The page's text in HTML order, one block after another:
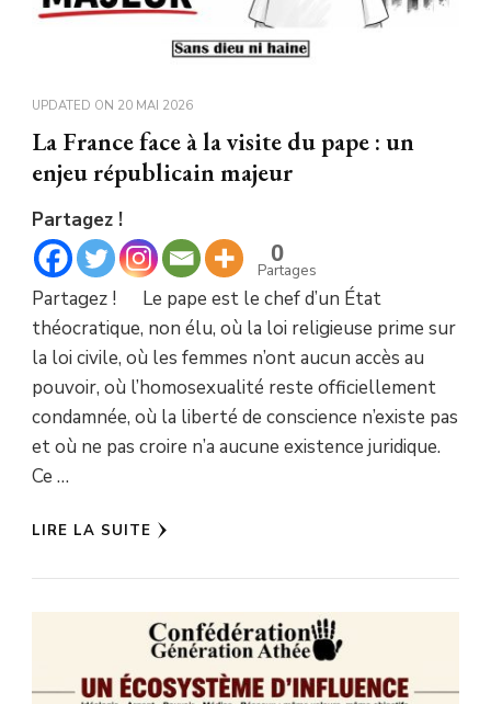
UPDATED ON 20 MAI 2026
La France face à la visite du pape : un
enjeu républicain majeur
Partagez !
0
Partages
Partagez ! Le pape est le chef d’un État
théocratique, non élu, où la loi religieuse prime sur
la loi civile, où les femmes n’ont aucun accès au
pouvoir, où l’homosexualité reste officiellement
condamnée, où la liberté de conscience n’existe pas
et où ne pas croire n’a aucune existence juridique.
Ce …
LIRE LA SUITE